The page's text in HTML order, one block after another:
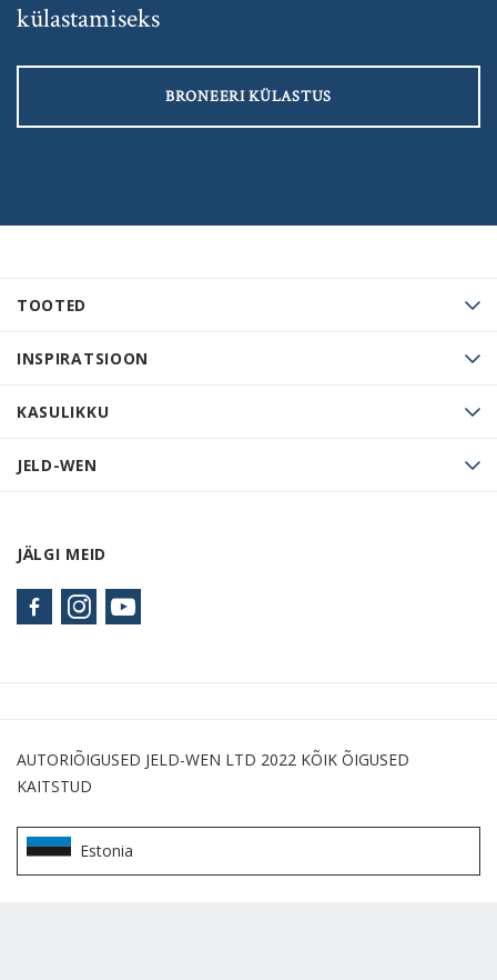
TOOTED
INSPIRATSIOON
KASULIKKU
JELD-WEN
JÄLGI MEID
külastamiseks
BRONEERI KÜLASTUS
AUTORIÕIGUSED JELD-WEN LTD 2022 KÕIK ÕIGUSED
KAITSTUD
Estonia